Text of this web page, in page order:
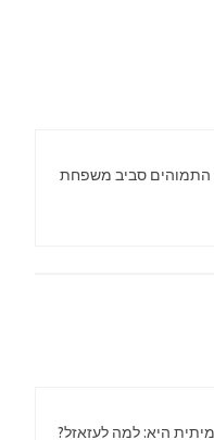
התמוהים סביב משפחת
היא: למה לעזאזל?